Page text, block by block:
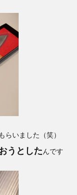
らいました（笑）
うとしたんです